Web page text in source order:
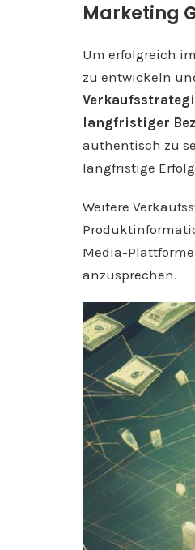
Marketing
Um erfolgreich
zu entwickeln
langfristiger
authentisch zu
langfristige
Weitere
Media-
anzusprechen.